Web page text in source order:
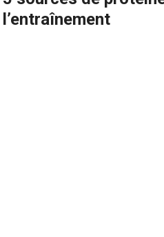
l’entraînement